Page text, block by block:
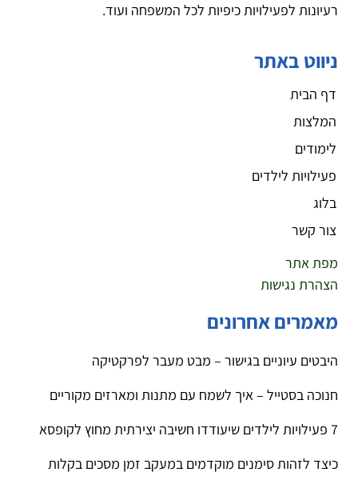
רעיונות לפעילויות כיפיות לכל המשפחה ועוד.
ניווט באתר
דף הבית
המלצות
לימודים
פעילויות לילדים
בלוג
צור קשר
מפת אתר
הצהרת נגישות
מאמרים אחרונים
היבטים עיוניים בגישור – מבט מעבר לפרקטיקה
חנוכה בסטייל – איך לשמח עם מתנות ומארזים מקוריים
7 פעילויות לילדים שיעודדו חשיבה יצירתית מחוץ לקופסא
כיצד לזהות סימנים מוקדמים במעקב זמן מסכים בקלות